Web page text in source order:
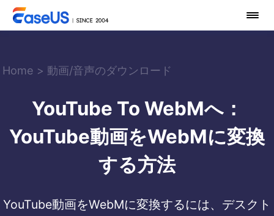
Home > 動画/音声のダウンロード
YouTube To WebMへ：
YouTube動画をWebMに変換
する方法
YouTube動画をWebMに変換するには、デスクト